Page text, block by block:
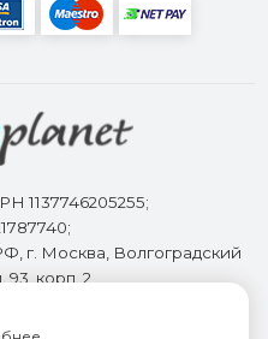
1137746205255;
г. Москва, Волгоградский
93, корп. 2